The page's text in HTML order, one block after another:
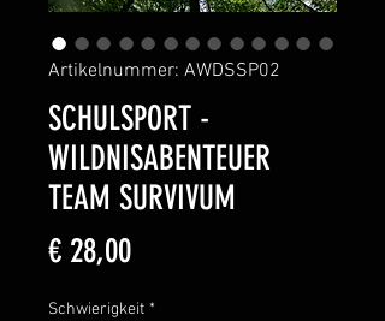
Artikelnummer: AWDSSP02
SCHULSPORT -
WILDNISABENTEUER
TEAM SURVIVUM
€ 28,00Preis
Schwierigkeit *